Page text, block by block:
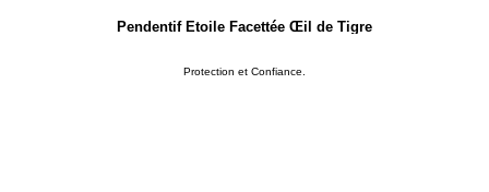
Pendentif Étoile Facettée Œil de Tigre
Protection et Confiance.